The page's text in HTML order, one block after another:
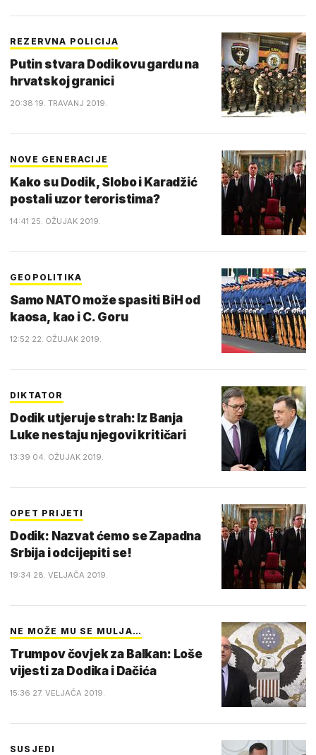
REZERVNA POLICIJA
Putin stvara Dodikovu gardu na
hrvatskoj granici
20:38 19. TRAVANJ 2019.
NOVE GENERACIJE
Kako su Dodik, Slobo i Karadžić
postali uzor teroristima?
14:41 25. OŽUJAK 2019.
GEOPOLITIKA
Samo NATO može spasiti BiH od
kaosa, kao i C. Goru
12:52 22. OŽUJAK 2019.
DIKTATOR
Dodik utjeruje strah: Iz Banja
Luke nestaju njegovi kritičari
13:39 04. OŽUJAK 2019.
OPET PRIJETI
Dodik: Nazvat ćemo se Zapadna
Srbija i odcijepiti se!
19:34 28. VELJAČA 2019.
NE MOŽE MU SE MULJA…
Trumpov čovjek za Balkan: Loše
vijesti za Dodika i Dačića
15:36 27. VELJAČA 2019.
SUSJEDI